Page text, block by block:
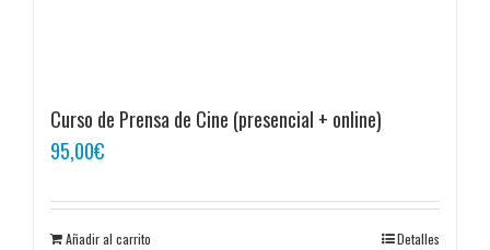
Curso de Prensa de Cine (presencial + online)
95,00€
Añadir al carrito Detalles